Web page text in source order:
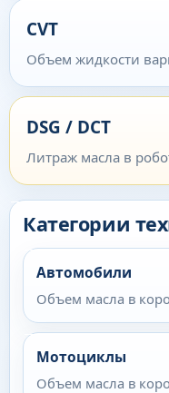
CVT
Объем жидкости
DSG / DCT
Литраж масла в
Категории
Автомобили
Объем масла в
Мотоциклы
Объем масла в